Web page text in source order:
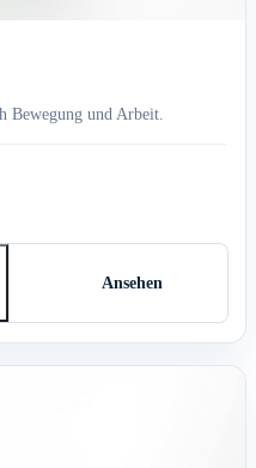
Bewegung und Arbeit.
Ansehen